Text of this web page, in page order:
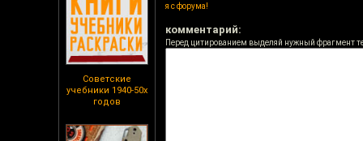
Советские
учебники 1940-50х
годов
я с форума!
комментарий:
Перед цитированием выделяй нужный фрагмент